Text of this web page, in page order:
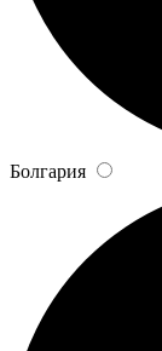
Болгария